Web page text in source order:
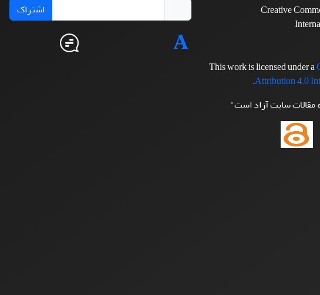
Creative
This work is licensed under a
Attribution 4.0
.
سایت آزاد است"
اشتراک